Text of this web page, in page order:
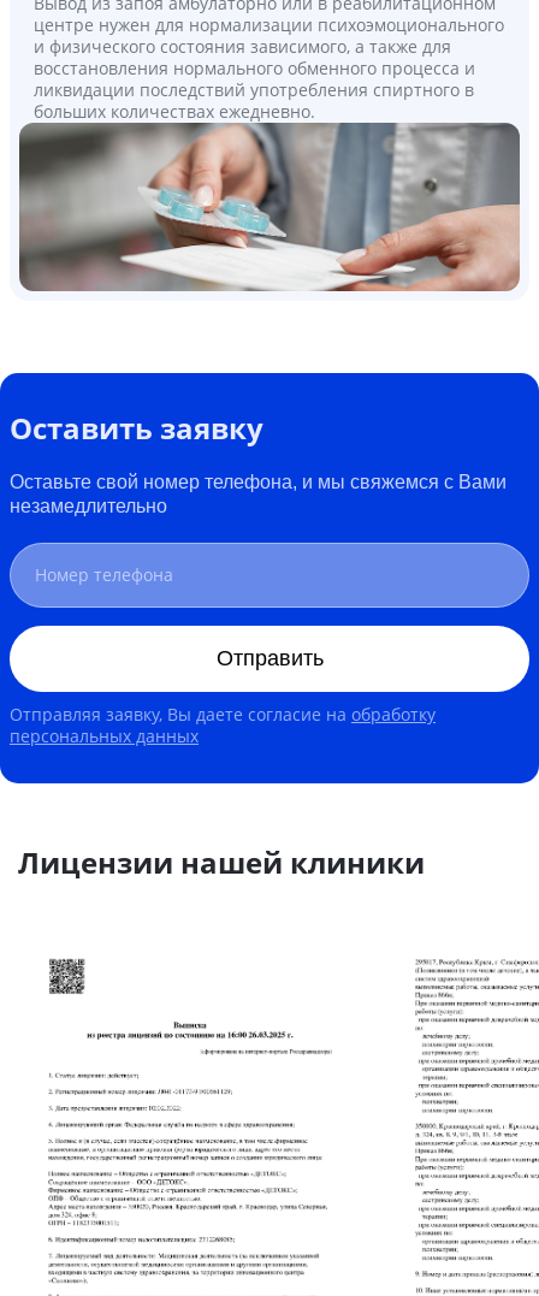
центре нужен для нормализации психоэмоционального
и физического состояния зависимого, а также для
восстановления нормального обменного процесса и
ликвидации последствий употребления спиртного в
больших количествах ежедневно.
Оставить заявку
Оставьте свой номер телефона, и мы свяжемся с Вами
незамедлительно
Отправить
Отправляя заявку, Вы даете согласие на обработку
персональных данных
Лицензии нашей клиники